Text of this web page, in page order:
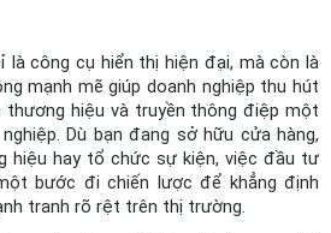
là công cụ hiển thị hiện đại, mà còn là
mạnh mẽ giúp doanh nghiệp thu hút
thương hiệu và truyền thông điệp một
Dù bạn đang sở hữu cửa hàng,
hiệu hay tổ chức sự kiện, việc đầu tư
bước đi chiến lược để khẳng định
tranh rõ rệt trên thị trường.